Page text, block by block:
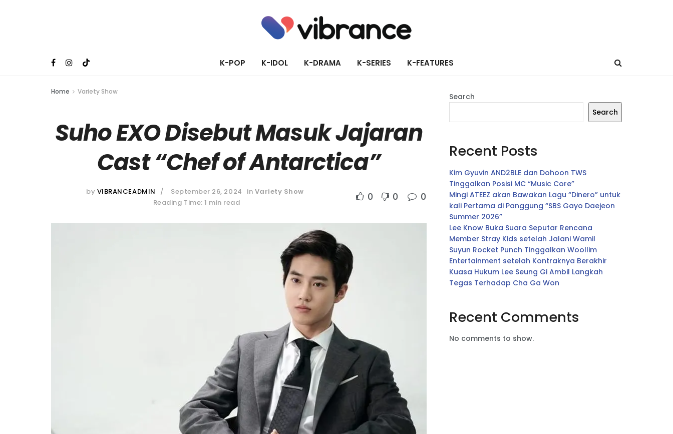
K-POP K-IDOL K-DRAMA K-SERIES K-FEATURES
Home Variety Show
Suho EXO Disebut Masuk Jajaran
Cast “Chef of Antarctica”
by VIBRANCEADMIN September 26, 2024 in Variety Show
Reading Time: 1 min read
0 0 0
Search
Search
Recent Posts
Kim Gyuvin AND2BLE dan Dohoon TWS
Tinggalkan Posisi MC “Music Core”
Mingi ATEEZ akan Bawakan Lagu “Dinero” untuk
kali Pertama di Panggung “SBS Gayo Daejeon
Summer 2026”
Lee Know Buka Suara Seputar Rencana
Member Stray Kids setelah Jalani Wamil
Suyun Rocket Punch Tinggalkan Woollim
Entertainment setelah Kontraknya Berakhir
Kuasa Hukum Lee Seung Gi Ambil Langkah
Tegas Terhadap Cha Ga Won
Recent Comments
No comments to show.